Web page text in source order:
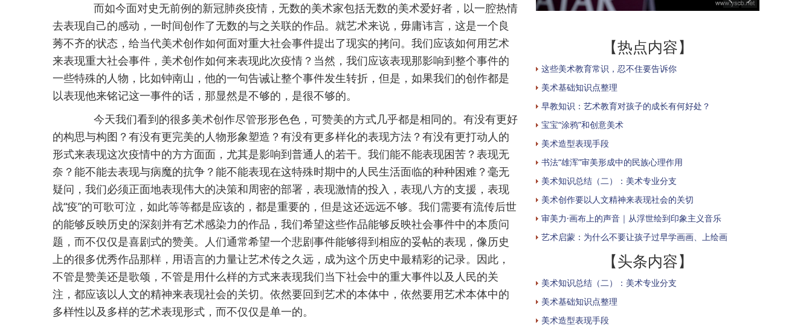
而如今面对史无前例的新冠肺炎疫情，无数的美术家包括无数的美术爱好者，以一腔热情
去表现自己的感动，一时间创作了无数的与之关联的作品。就艺术来说，毋庸讳言，这是一个良
莠不齐的状态，给当代美术创作如何面对重大社会事件提出了现实的拷问。我们应该如何用艺术
来表现重大社会事件，美术创作如何来表现此次疫情？当然，我们应该表现那影响到整个事件的
一些特殊的人物，比如钟南山，他的一句告诫让整个事件发生转折，但是，如果我们的创作都是
以表现他来铭记这一事件的话，那显然是不够的，是很不够的。
今天我们看到的很多美术创作尽管形形色色，可赞美的方式几乎都是相同的。有没有更好
的构思与构图？有没有更完美的人物形象塑造？有没有更多样化的表现方法？有没有更打动人的
形式来表现这次疫情中的方方面面，尤其是影响到普通人的若干。我们能不能表现困苦？表现无
奈？能不能去表现与病魔的抗争？能不能表现在这特殊时期中的人民生活面临的种种困难？毫无
疑问，我们必须正面地表现伟大的决策和周密的部署，表现激情的投入，表现八方的支援，表现
战“疫”的可歌可泣，如此等等都是应该的，都是重要的，但是这还远远不够。我们需要有流传后世
的能够反映历史的深刻并有艺术感染力的作品，我们希望这些作品能够反映社会事件中的本质问
题，而不仅仅是喜剧式的赞美。人们通常希望一个悲剧事件能够得到相应的妥帖的表现，像历史
上的很多优秀作品那样，用语言的力量让艺术传之久远，成为这个历史中最精彩的记录。因此，
不管是赞美还是歌颂，不管是用什么样的方式来表现我们当下社会中的重大事件以及人民的关
注，都应该以人文的精神来表现社会的关切。依然要回到艺术的本体中，依然要用艺术本体中的
多样性以及多样的艺术表现形式，而不仅仅是单一的。
【热点内容】
这些美术教育常识，忍不住要告诉你
美术基础知识点整理
早教知识：艺术教育对孩子的成长有何好处？
宝宝“涂鸦”和创意美术
美术造型表现手段
书法“雄浑”审美形成中的民族心理作用
美术知识总结（二）：美术专业分支
美术创作要以人文精神来表现社会的关切
审美力·画布上的声音｜从浮世绘到印象主义音乐
艺术启蒙：为什么不要让孩子过早学画画、上绘画
【头条内容】
美术知识总结（二）：美术专业分支
美术基础知识点整理
美术造型表现手段